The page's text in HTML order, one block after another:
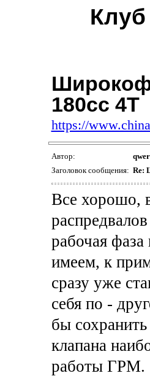
180сс 4Т
https://
Автор:
Заголовок сообщения: Re:
Все хорошо,
рабочая
имеем, к
сразу уже
себя по -
бы
клапана
работы ГРМ.